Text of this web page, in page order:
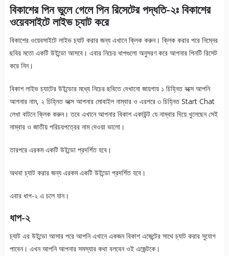
বিকাশের পিন ভুলে গেলে পিন রিসেটের পদ্ধতি-২ঃ বিকাশের
ওয়েবসাইটে লাইভ চ্যাট করে
বিকাশের ওয়েবসাইটে লাইভ চ্যাট করার জন্য এখানে ক্লিক করুন। ক্লিক করার পরে নিম্নের
ছবির মতো একটি উইন্ডো আসবে। এবার নিচের ধাপগুলো অনুসরণ করে আপনার পিনটি রিসেট
করে নিন।
বিকাশ লাইভ চ্যাটের উইন্ডোর মধ্যে নিচের ছবিতে দেখানো জায়গায় ১ চিহ্নিত বক্সে আপনি
আপনার নাম, ২ চিহ্নিত বক্সে আপনার মোবাইল নাম্বার ও এরপরে ৩ চিহ্নিত Start Chat
লেখা বাটনে ক্লিক করুন। তবে এখানে আপনার বিকাশ একাউন্ট যে নাম্বার দিয়ে খুলেছেন সেই
নাম্বার ও জাতীয় পরিচয়পত্রের নাম দেওয়া ভালো।
তারপরে এরকম একটি উইন্ডো প্রদর্শিত হবে।
অথবা চ্যাট করার জন্য এরকম একটি উইন্ডো প্রদর্শিত হবে।
এবার ধাপ-২ এ চলে যান।
ধাপ-২
চ্যাট এর উইন্ডো আসার পরে আপনি এখানে একজন বিকাশ এজেন্টের সাথে চ্যাট করার সুযোগ
পাবেন। এখন আপনি আপনার সমস্যার কথা বলবেন ওই এজেন্টকে।